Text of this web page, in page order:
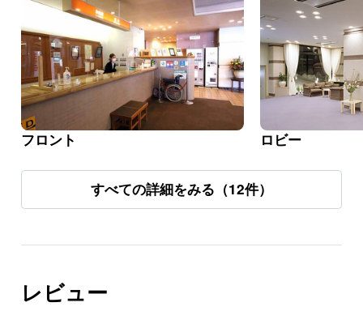
フロント ロビー
すべての詳細をみる（12件）
レビュー